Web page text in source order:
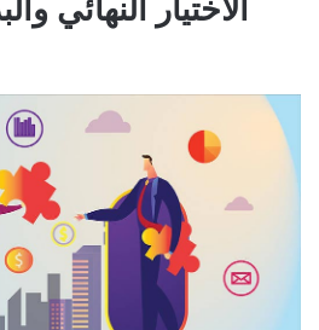
الاختيار النهائي